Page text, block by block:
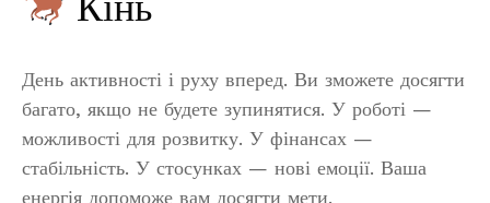
День активності і руху вперед. Ви зможете досягти
багато, якщо не будете зупинятися. У роботі —
можливості для розвитку. У фінансах —
стабільність. У стосунках — нові емоції. Ваша
енергія допоможе вам досягти мети.